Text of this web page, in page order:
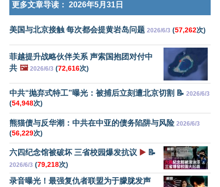
更多文章导读： 2026年5月31日
美国与北京接触 每次都会提黄岩岛问题 2026/6/3 (57,262次)
菲越提升战略伙伴关系 声索国抱团对付中
共 🖼️ 2026/6/3 (72,616次)
中共“抛弃式特工”曝光：被捕后立刻遭北京切割 📝 2026/6/3
(54,948次)
熊猫债与反华潮：中共在中亚的债务陷阱与风险 2026/6/3
(56,229次)
六四纪念馆被破坏 三省校园爆发抗议 ▶️ 📝
2026/6/3 (79,218次)
录音曝光！最强复仇者联盟为于朦胧发声